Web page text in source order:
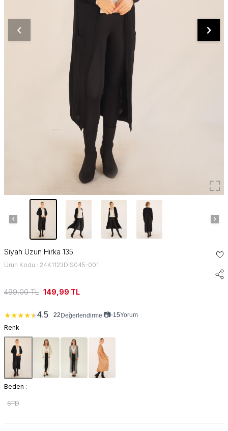
Siyah Uzun Hırka 135
Ürün Kodu : 24K1123DIS045-001
499,00TL 149,99 TL
★★★★★4.5 22Değerlendirme 📷•15Yorum
Renk
Beden :
STD